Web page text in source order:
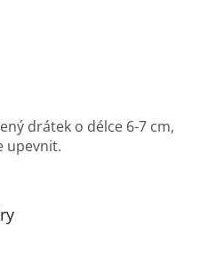
drátek o délce 6-7 cm,
upevnit.